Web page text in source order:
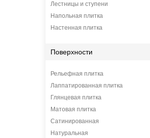
Лестницы и ступени
Напольная плитка
Настенная плитка
Поверхности
Рельефная плитка
Лаппатированная плитка
Глянцевая плитка
Матовая плитка
Сатинированная
Натуральная